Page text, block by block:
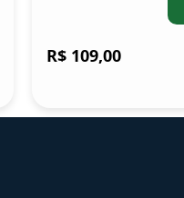
R$ 109,00